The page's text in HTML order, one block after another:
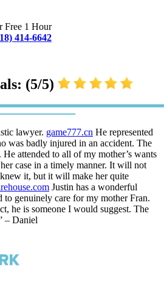
Free 1 Hour
414-6642
(5/5)
lawyer. game777.cn He represented
was badly injured in an accident. The
He attended to all of my mother’s wants
case in a timely manner. It will not
it, but it will make her quite
Justin has a wonderful
to genuinely care for my mother Fran.
he is someone I would suggest. The
– Daniel